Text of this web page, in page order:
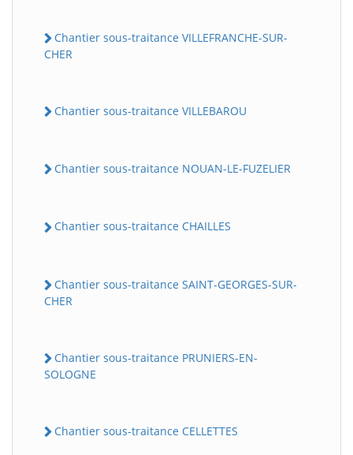
Chantier sous-traitance VILLEFRANCHE-SUR-
CHER
Chantier sous-traitance VILLEBAROU
Chantier sous-traitance NOUAN-LE-FUZELIER
Chantier sous-traitance CHAILLES
Chantier sous-traitance SAINT-GEORGES-SUR-
CHER
Chantier sous-traitance PRUNIERS-EN-
SOLOGNE
Chantier sous-traitance CELLETTES